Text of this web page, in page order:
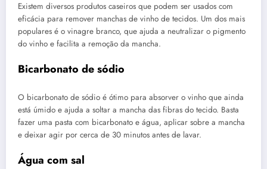
Existem diversos produtos caseiros que podem ser usados com
eficácia para remover manchas de vinho de tecidos. Um dos mais
populares é o vinagre branco, que ajuda a neutralizar o pigmento
do vinho e facilita a remoção da mancha.
Bicarbonato de sódio
O bicarbonato de sódio é ótimo para absorver o vinho que ainda
está úmido e ajuda a soltar a mancha das fibras do tecido. Basta
fazer uma pasta com bicarbonato e água, aplicar sobre a mancha
e deixar agir por cerca de 30 minutos antes de lavar.
Água com sal